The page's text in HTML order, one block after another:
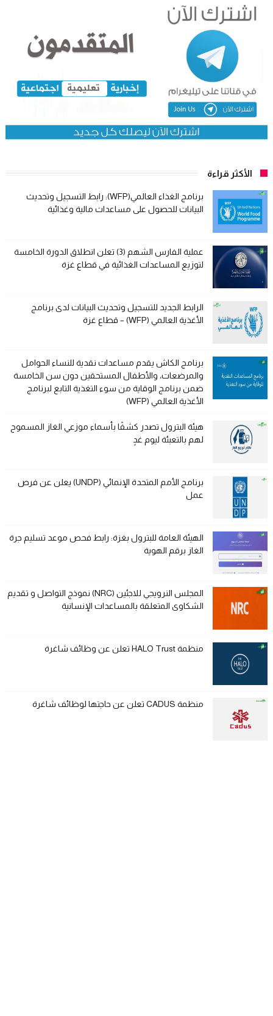
الأكثر قراءة
برنامج الغذاء العالمي(WFP): رابط التسجيل وتحديث
البيانات للحصول على مساعدات مالية وغذائية
عملية الفارس الشهم (3) تعلن انطلاق الدورة الخامسة
لتوزيع المساعدات الغذائية في قطاع غزة
الرابط الجديد للتسجيل وتحديث البيانات لدى برنامج
الأغذية العالمي (WFP) – قطاع غزة
برنامج الكاش يقدم مساعدات نقدية للنساء الحوامل
والمرضعات، والأطفال المستحقين دون سن الخامسة
ضمن برنامج الوقاية من سوء التغذية التابع لبرنامج
الأغذية العالمي (WFP)
هيئة البترول تصدر كشفًا بأسماء موزعي الغاز المسموح
لهم بالتعبئة ليوم غدٍ
برنامج الأمم المتحدة الإنمائي (UNDP) يعلن عن فرص
عمل
الهيئة العامة للبترول بغزة: رابط فحص موعد تسليم جرة
الغاز برقم الهوية
المجلس النرويجي للاجئين (NRC) نموذج التواصل و تقديم
الشكاوى المتعلقة بالمساعدات الإنسانية
منظمة HALO Trust تعلن عن وظائف شاغرة
منظمة CADUS تعلن عن حاجتها لوظائف شاغرة